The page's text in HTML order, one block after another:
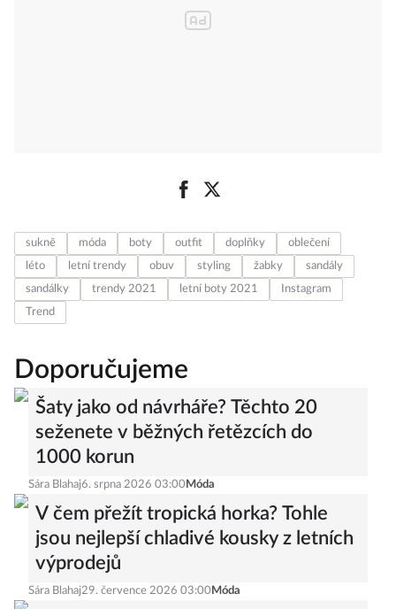
sukně móda boty outfit doplňky
oblečení
léto
letní trendy obuv styling žabky
sandály
sandálky
trendy 2021 letní boty 2021
Instagram
Trend
Doporučujeme
Šaty jako od návrháře? Těchto 20
seženete v běžných řetězcích do
1000 korun
Sára Blahaj6. srpna 2026 03:00 Móda
V čem přežít tropická horka? Tohle
jsou nejlepší chladivé kousky z letních
výprodejů
Sára Blahaj29. července 2026 03:00 Móda